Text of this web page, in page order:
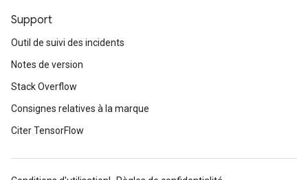
Support
Outil de suivi des incidents
Notes de version
Stack Overflow
Consignes relatives à la marque
Citer TensorFlow